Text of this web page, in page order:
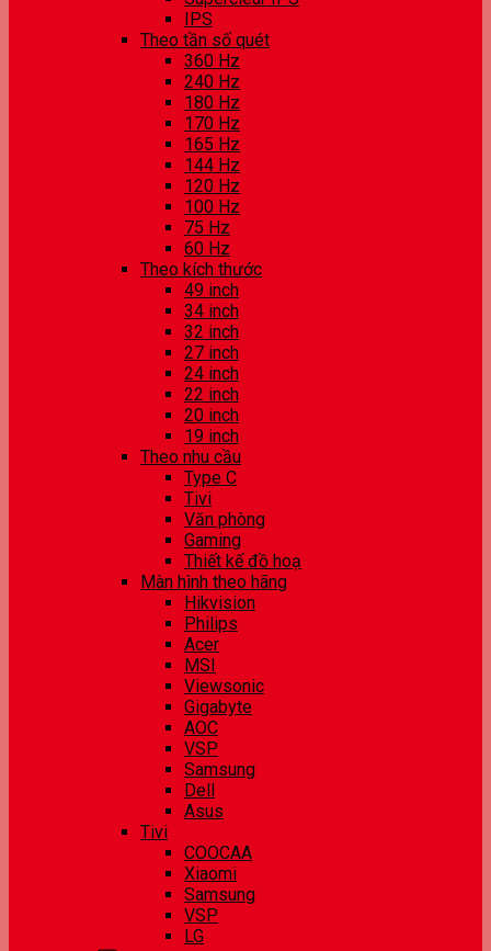
IPS
Theo tần số quét
360 Hz
240 Hz
180 Hz
170 Hz
165 Hz
144 Hz
120 Hz
100 Hz
75 Hz
60 Hz
Theo kích thước
49 inch
34 inch
32 inch
27 inch
24 inch
22 inch
20 inch
19 inch
Theo nhu cầu
Type C
Tivi
Văn phòng
Gaming
Thiết kế đồ hoạ
Màn hình theo hãng
Hikvision
Philips
Acer
MSI
Viewsonic
Gigabyte
AOC
VSP
Samsung
Dell
Asus
Tivi
COOCAA
Xiaomi
Samsung
VSP
LG